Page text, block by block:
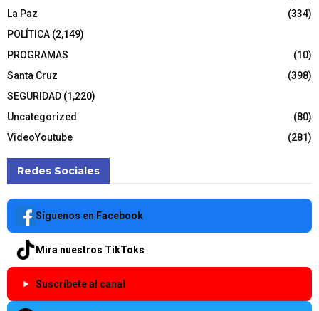
La Paz
(334)
POLÍTICA (2,149)
PROGRAMAS
(10)
Santa Cruz
(398)
SEGURIDAD (1,220)
Uncategorized
(80)
VideoYoutube
(281)
Redes Sociales
Síguenos en Facebook
Mira nuestros TikToks
Suscríbete al canal